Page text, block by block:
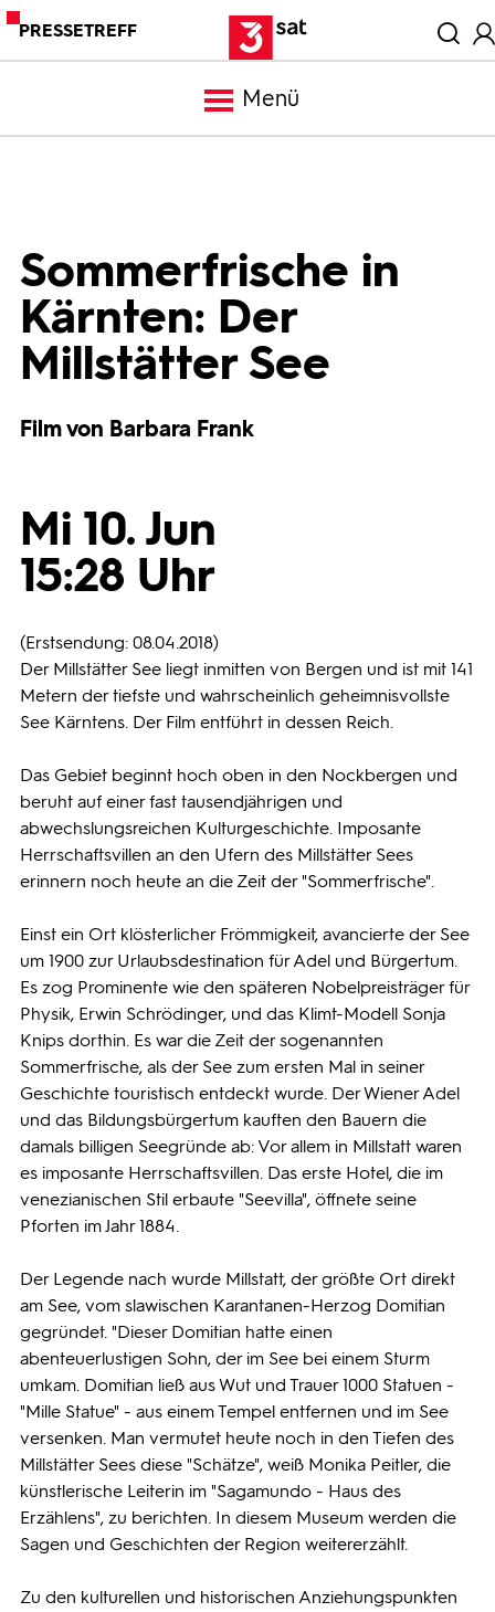
PRESSETREFF
Menü
Mediathek
Programmwochen
Sommerfrische in
Kärnten: Der
Millstätter See
Film von Barbara Frank
Mi 10. Jun
15:28 Uhr
(Erstsendung: 08.04.2018)
Der Millstätter See liegt inmitten von Bergen und ist mit 141
Metern der tiefste und wahrscheinlich geheimnisvollste
See Kärntens. Der Film entführt in dessen Reich.
Das Gebiet beginnt hoch oben in den Nockbergen und
beruht auf einer fast tausendjährigen und
abwechslungsreichen Kulturgeschichte. Imposante
Herrschaftsvillen an den Ufern des Millstätter Sees
erinnern noch heute an die Zeit der "Sommerfrische".
Einst ein Ort klösterlicher Frömmigkeit, avancierte der See
um 1900 zur Urlaubsdestination für Adel und Bürgertum.
Es zog Prominente wie den späteren Nobelpreisträger für
Physik, Erwin Schrödinger, und das Klimt-Modell Sonja
Knips dorthin. Es war die Zeit der sogenannten
Sommerfrische, als der See zum ersten Mal in seiner
Geschichte touristisch entdeckt wurde. Der Wiener Adel
und das Bildungsbürgertum kauften den Bauern die
damals billigen Seegründe ab: Vor allem in Millstatt waren
es imposante Herrschaftsvillen. Das erste Hotel, die im
venezianischen Stil erbaute "Seevilla", öffnete seine
Pforten im Jahr 1884.
Der Legende nach wurde Millstatt, der größte Ort direkt
am See, vom slawischen Karantanen-Herzog Domitian
gegründet. "Dieser Domitian hatte einen
abenteuerlustigen Sohn, der im See bei einem Sturm
umkam. Domitian ließ aus Wut und Trauer 1000 Statuen -
"Mille Statue" - aus einem Tempel entfernen und im See
versenken. Man vermutet heute noch in den Tiefen des
Millstätter Sees diese "Schätze", weiß Monika Peitler, die
künstlerische Leiterin im "Sagamundo - Haus des
Erzählens", zu berichten. In diesem Museum werden die
Sagen und Geschichten der Region weitererzählt.
Zu den kulturellen und historischen Anziehungspunkten